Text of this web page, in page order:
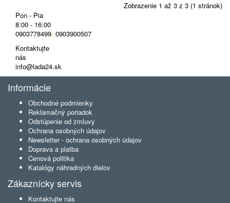
Zobrazenie 1 až 3 z 3 (1 stránok)
Pon - Pia
8:00 - 16:00
0903778499, 0903900507
Kontaktujte
nás
info@lada24.sk
Informácie
Obchodné podmienky
Reklamačný poriadok
Odstúpenie od zmluvy
Ochrana osobných údajov
Newsletter - ochrana osobných údajov
Doprava a platba
Cenová politika
Katalógy náhradných dielov
Zákaznícky servis
Kontaktujte nás